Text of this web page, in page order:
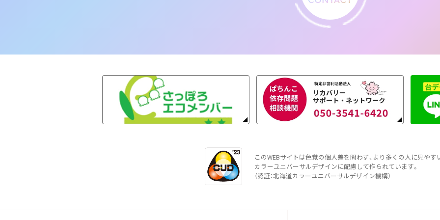
このWEBサイトは色覚の個人差を問わず、より多くの人に見やす
カラーユニバーサルデザインに配慮して作られています。
（認証：北海道カラーユニバーサルデザイン機構）